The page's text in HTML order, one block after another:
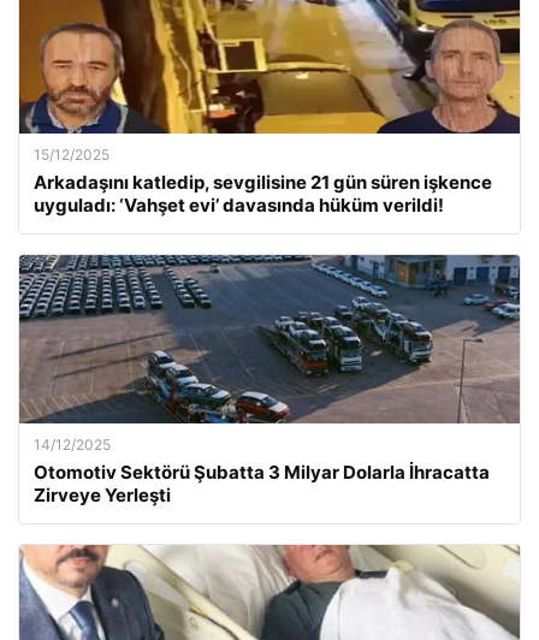
15/12/2025
Arkadaşını katledip, sevgilisine 21 gün süren işkence
uyguladı: ‘Vahşet evi’ davasında hüküm verildi!
14/12/2025
Otomotiv Sektörü Şubatta 3 Milyar Dolarla İhracatta
Zirveye Yerleşti